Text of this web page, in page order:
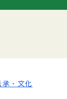
承・文化